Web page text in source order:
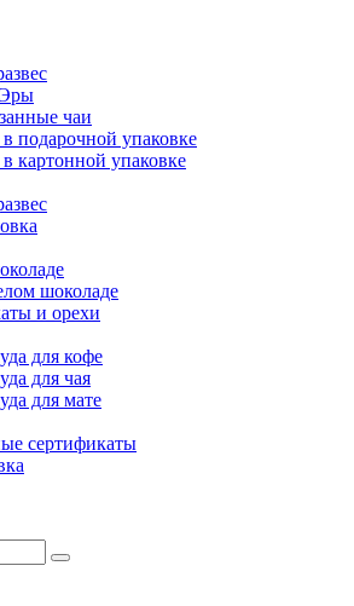
чаи
подарочной упаковке
картонной упаковке
шоколаде
и орехи
для кофе
для чая
для мате
сертификаты